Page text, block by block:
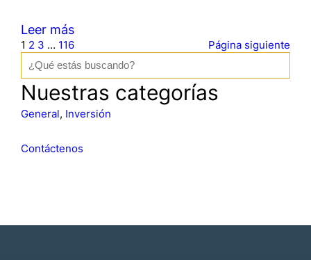
Leer más
1 2 3 … 116
Página siguiente
s
c
a
Nuestras categorías
General, Inversión
Contáctenos